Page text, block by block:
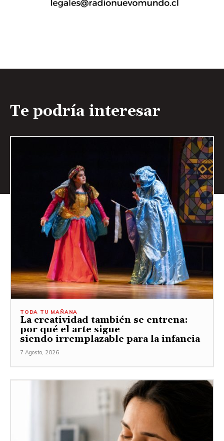
Te podría interesar
TODA TU MAÑANA
La creatividad también se entrena:
por qué el arte sigue
siendo irremplazable para la infancia
7 Agosto, 2026